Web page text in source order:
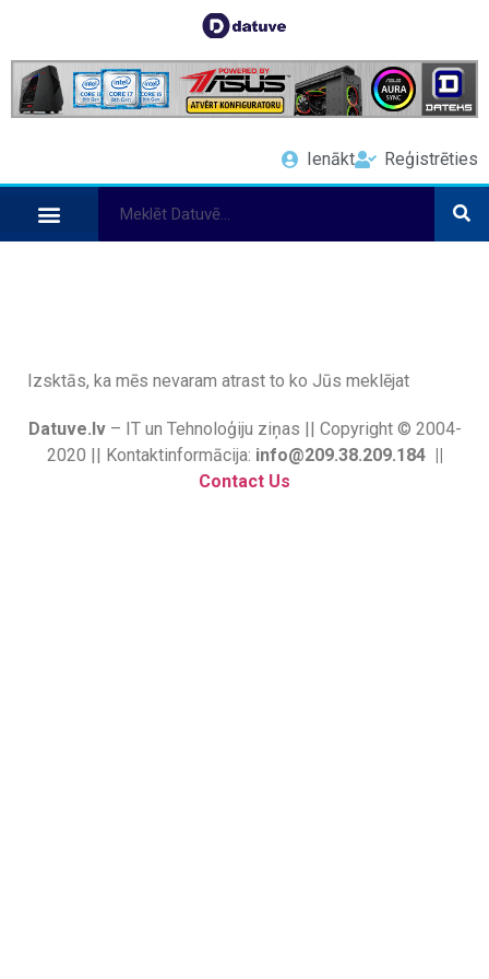
Ienākt Reģistrēties
Izsktās, ka mēs nevaram atrast to ko Jūs meklējat
Datuve.lv– IT un Tehnoloģiju ziņas || Copyright © 2004-
2020 || Kontaktinformācija: info@209.38.209.184 ||
Contact Us